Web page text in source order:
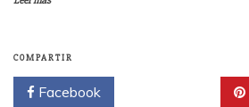
COMPARTIR
Facebook